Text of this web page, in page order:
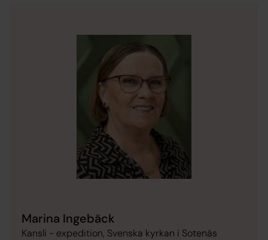
Marina Ingebäck
Kansli - expedition, Svenska kyrkan i Sotenäs